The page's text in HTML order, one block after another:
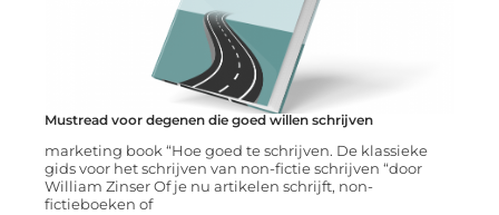
Mustread voor degenen die goed willen schrijven
marketing book “Hoe goed te schrijven. De klassieke
gids voor het schrijven van non-fictie schrijven “door
William Zinser Of je nu artikelen schrijft, non-
fictieboeken of